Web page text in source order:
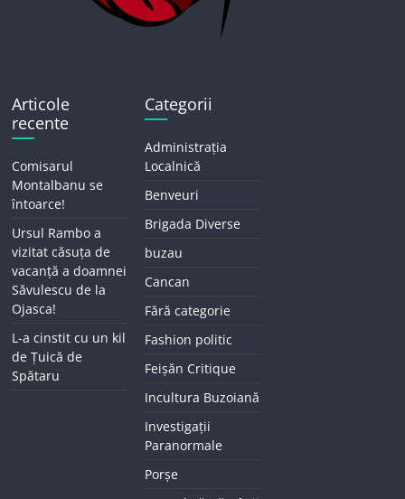
Articole
recente
Comisarul
Montalbanu se
întoarce!
Ursul Rambo a
vizitat căsuța de
vacanță a doamnei
Săvulescu de la
Ojasca!
L-a cinstit cu un kil
de Țuică de
Spătaru
Categorii
Administrația
Localnică
Benveuri
Brigada Diverse
buzau
Cancan
Fără categorie
Fashion politic
Feișăn Critique
Incultura Buzoiană
Investigații
Paranormale
Porșe